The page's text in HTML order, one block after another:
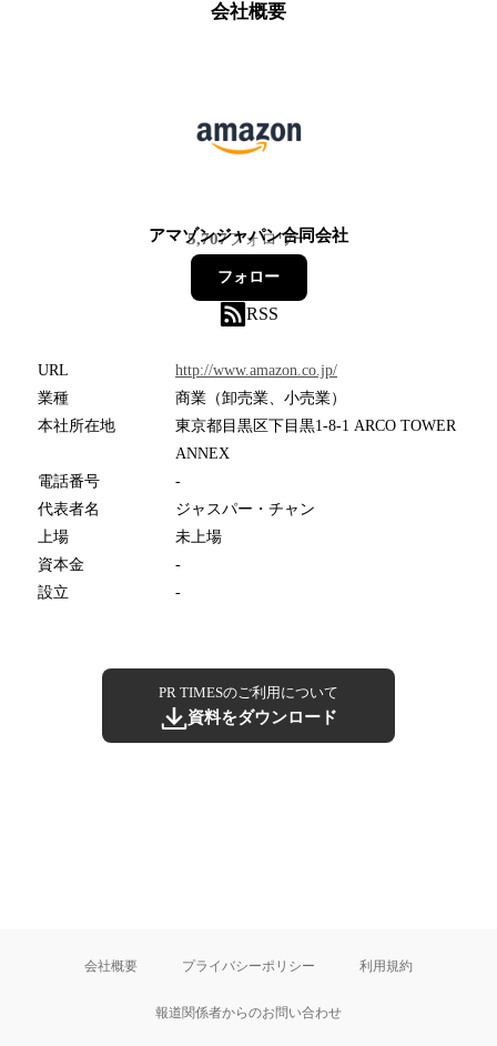
会社概要
アマゾンジャパン合同会社
5,707フォロワー
フォロー
RSS
URL
http://www.amazon.co.jp/
業種
商業（卸売業、小売業）
本社所在地
東京都目黒区下目黒1-8-1 ARCO TOWER
ANNEX
電話番号
-
代表者名
ジャスパー・チャン
上場
未上場
資本金
-
設立
-
PR TIMESのご利用について
資料をダウンロード
会社概要 プライバシーポリシー 利用規約
報道関係者からのお問い合わせ